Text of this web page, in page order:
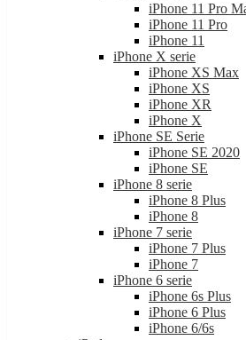
iPhone XS Max
iPhone XS
iPhone XR
iPhone X
iPhone SE Serie
iPhone SE 2020
iPhone SE
iPhone 8 serie
iPhone 8 Plus
iPhone 8
iPhone 7 serie
iPhone 7 Plus
iPhone 7
iPhone 6 serie
iPhone 6s Plus
iPhone 6 Plus
iPhone 6/6s
iPad
iPad 9.7 inch
iPad 10.2 inch
iPad 10.5 inch